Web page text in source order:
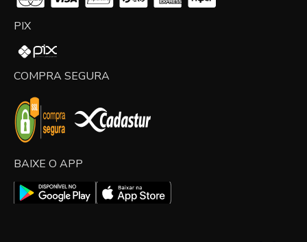
PIX
COMPRA SEGURA
BAIXE O APP